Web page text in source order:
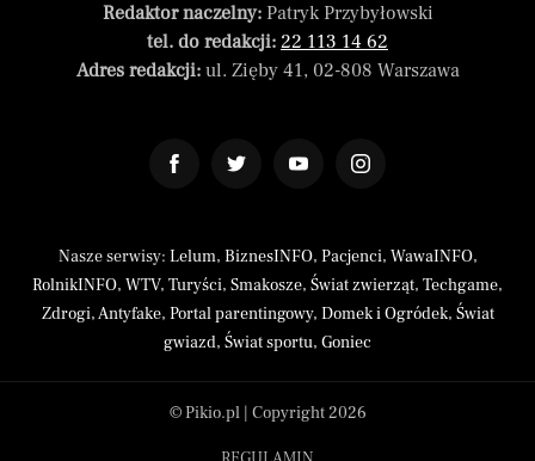
Redaktor naczelny:Patryk Przybyłowski
tel. do redakcji: 22 113 14 62
Adres redakcji:ul. Zięby 41, 02-808 Warszawa
Nasze serwisy: Lelum, BiznesINFO, Pacjenci, WawaINFO,
RolnikINFO, WTV, Turyści, Smakosze, Świat zwierząt, Techgame,
Zdrogi,Antyfake, Portal parentingowy, Domek i Ogródek, Świat
gwiazd, Świat sportu, Goniec
© Pikio.pl | Copyright 2026